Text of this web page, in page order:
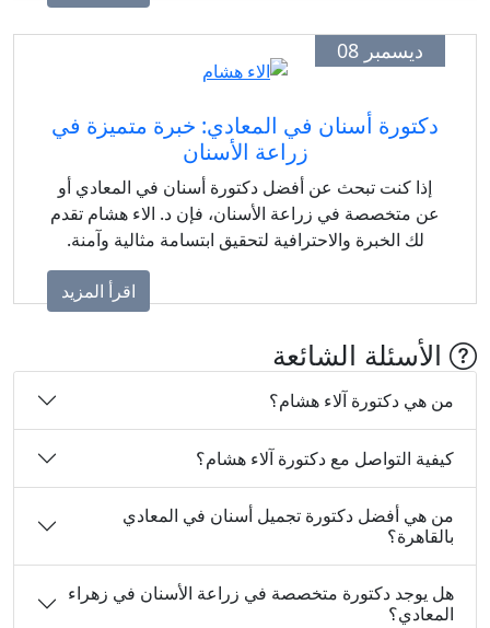
ديسمبر 08
دكتورة أسنان في المعادي: خبرة متميزة في
زراعة الأسنان
إذا كنت تبحث عن أفضل دكتورة أسنان في المعادي أو
عن متخصصة في زراعة الأسنان، فإن د. الاء هشام تقدم
لك الخبرة والاحترافية لتحقيق ابتسامة مثالية وآمنة.
اقرأ المزيد
الأسئلة الشائعة
من هي دكتورة آلاء هشام؟
كيفية التواصل مع دكتورة آلاء هشام؟
من هي أفضل دكتورة تجميل أسنان في المعادي
بالقاهرة؟
هل يوجد دكتورة متخصصة في زراعة الأسنان في زهراء
المعادي؟